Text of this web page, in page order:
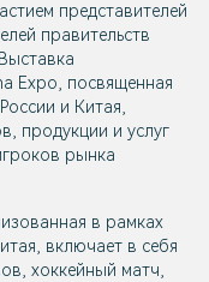
представителей
правительств
Expo, посвященная
и Китая,
продукции и услуг
рынка
в рамках
включает в себя
хоккейный матч,